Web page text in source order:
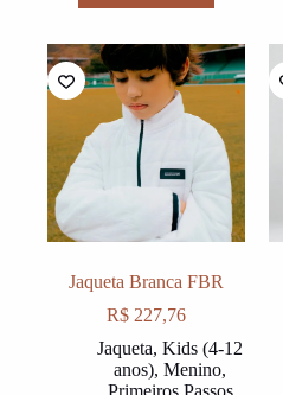
variants.
The
options
may
be
on
product
page
Jaqueta Branca FBR
R$ 227,76
Jaqueta,Kids (4-12
anos),Menino,
Primeiros Passos